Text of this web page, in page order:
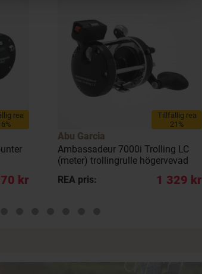
rea
kr
Tillfällig rea
21%
Abu Garcia
Ambassadeur 7000i Trolling LC
(meter) trollingrulle högervevad
REA pris:
1 329 kr